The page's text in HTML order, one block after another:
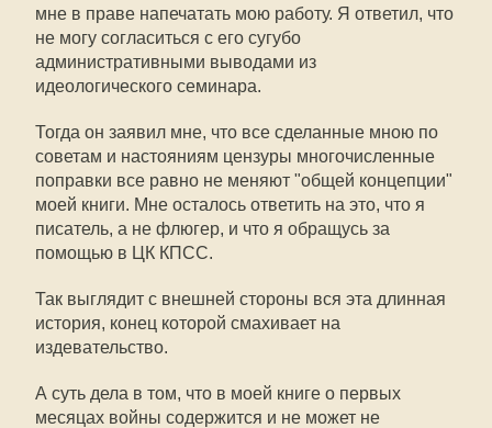
мне в праве напечатать мою работу. Я ответил, что
не могу согласиться с его сугубо
административными выводами из
идеологического семинара.
Тогда он заявил мне, что все сделанные мною по
советам и настояниям цензуры многочисленные
поправки все равно не меняют "общей концепции"
моей книги. Мне осталось ответить на это, что я
писатель, а не флюгер, и что я обращусь за
помощью в ЦК КПСС.
Так выглядит с внешней стороны вся эта длинная
история, конец которой смахивает на
издевательство.
А суть дела в том, что в моей книге о первых
месяцах войны содержится и не может не